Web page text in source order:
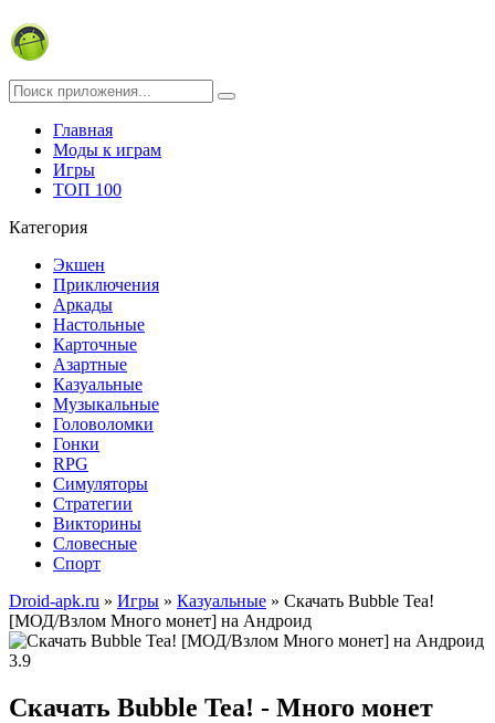
Главная
Моды к играм
Игры
ТОП 100
Категория
Экшен
Приключения
Аркады
Настольные
Карточные
Азартные
Казуальные
Музыкальные
Головоломки
Гонки
RPG
Симуляторы
Стратегии
Викторины
Словесные
Спорт
Droid-apk.ru » Игры » Казуальные » Скачать Bubble Tea!
[МОД/Взлом Много монет] на Андроид
3.9
Скачать Bubble Tea! - Много монет